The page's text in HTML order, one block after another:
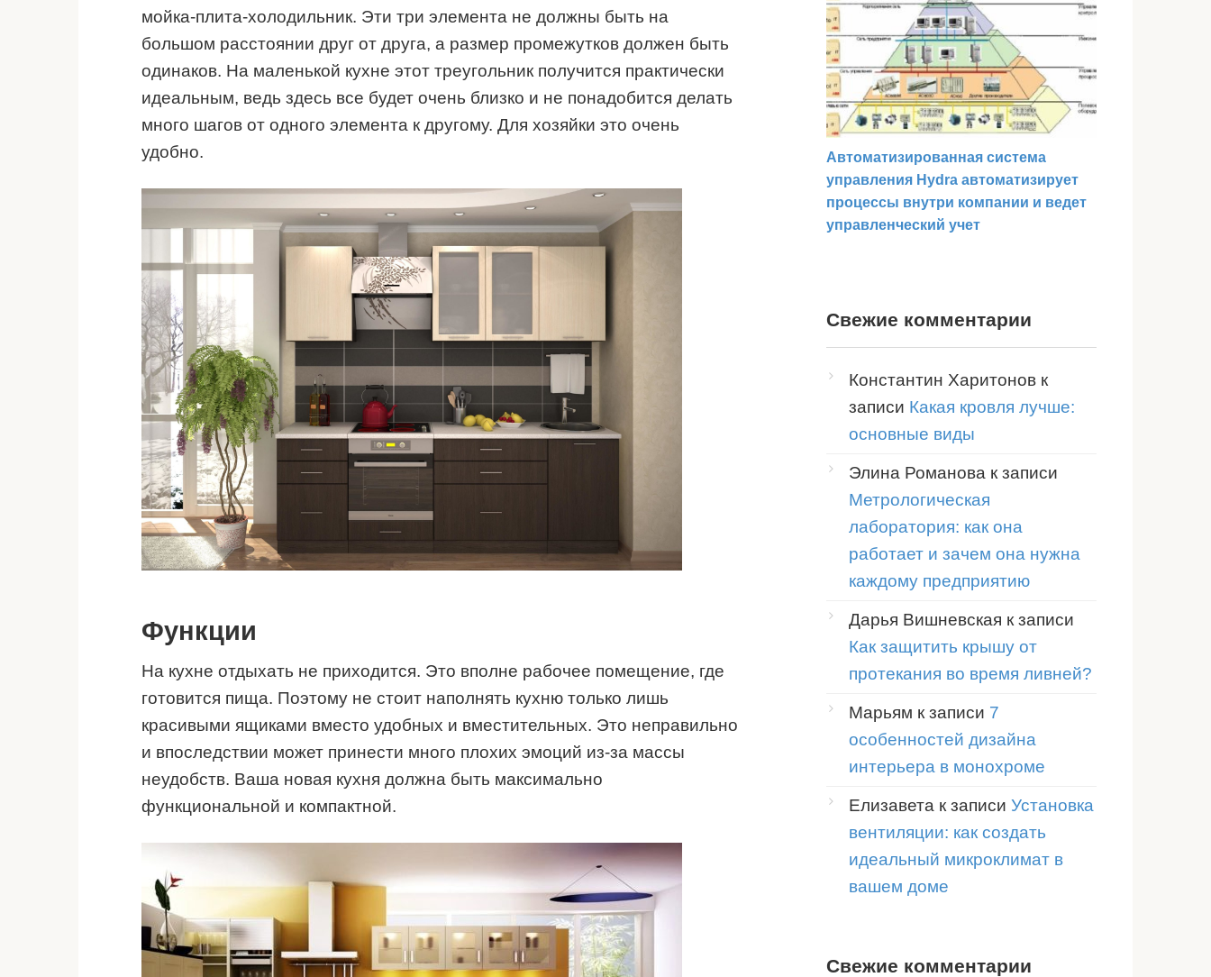
мойка-плита-холодильник. Эти три элемента не должны быть на
большом расстоянии друг от друга, а размер промежутков должен быть
одинаков. На маленькой кухне этот треугольник получится практически
идеальным, ведь здесь все будет очень близко и не понадобится делать
много шагов от одного элемента к другому. Для хозяйки это очень
удобно.
Функции
На кухне отдыхать не приходится. Это вполне рабочее помещение, где
готовится пища. Поэтому не стоит наполнять кухню только лишь
красивыми ящиками вместо удобных и вместительных. Это неправильно
и впоследствии может принести много плохих эмоций из-за массы
неудобств. Ваша новая кухня должна быть максимально
функциональной и компактной.
Автоматизированная система
управления Hydra автоматизирует
процессы внутри компании и ведет
управленческий учет
Свежие комментарии
Константин Харитонов к
записи Какая кровля лучше:
основные виды
Элина Романова к записи
Метрологическая
лаборатория: как она
работает и зачем она нужна
каждому предприятию
Дарья Вишневская к записи
Как защитить крышу от
протекания во время ливней?
Марьям к записи 7
особенностей дизайна
интерьера в монохроме
Елизавета к записи Установка
вентиляции: как создать
идеальный микроклимат в
вашем доме
Свежие комментарии